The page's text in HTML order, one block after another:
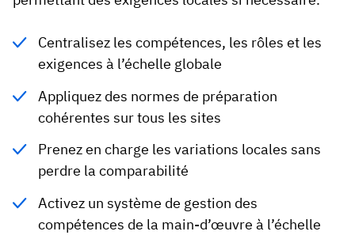
Centralisez les compétences, les rôles et les
exigences à l’échelle globale
Appliquez des normes de préparation
cohérentes sur tous les sites
Prenez en charge les variations locales sans
perdre la comparabilité
Activez un système de gestion des
compétences de la main-d’œuvre à l’échelle